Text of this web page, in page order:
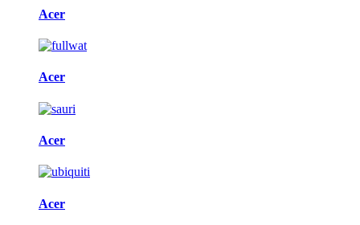
Acer
Acer
Acer
Acer